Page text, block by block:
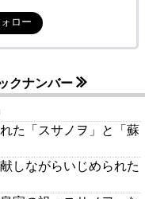
ロー
クナンバー
た「スサノヲ」と「蘇
しながらいじめられた